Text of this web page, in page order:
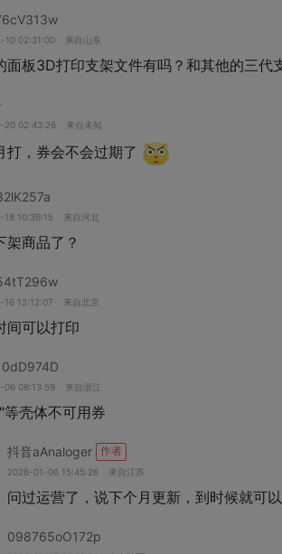
10 02:31:00 来自山东
面板3D打印支架文件有吗？和其他的三代
20 02:43:26 来自未知
打，券会不会过期了
18 10:39:15 来自河北
架商品了？
16 12:12:07 来自北京
间可以打印
06 08:13:59 来自浙江
等壳体不可用券
抖音aAnaloger 作者
2026-01-06 15:45:26 来自江苏
问过运营了，说下个月更新，到时候就可
098765oO172p